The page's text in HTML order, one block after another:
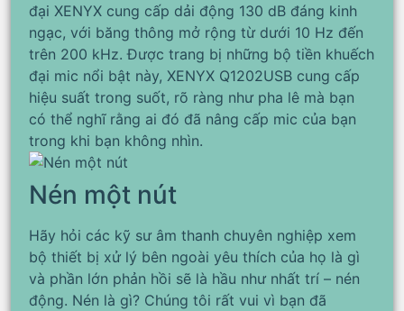
đại XENYX cung cấp dải động 130 dB đáng kinh
ngạc, với băng thông mở rộng từ dưới 10 Hz đến
trên 200 kHz. Được trang bị những bộ tiền khuếch
đại mic nổi bật này, XENYX Q1202USB cung cấp
hiệu suất trong suốt, rõ ràng như pha lê mà bạn
có thể nghĩ rằng ai đó đã nâng cấp mic của bạn
trong khi bạn không nhìn.
Nén một nút
Hãy hỏi các kỹ sư âm thanh chuyên nghiệp xem
bộ thiết bị xử lý bên ngoài yêu thích của họ là gì
và phần lớn phản hồi sẽ là hầu như nhất trí – nén
động. Nén là gì? Chúng tôi rất vui vì bạn đã